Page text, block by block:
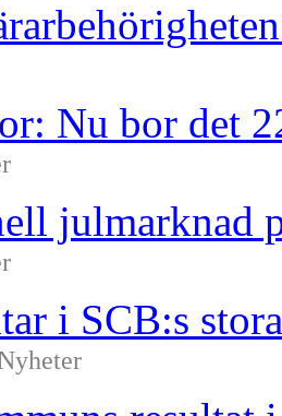
Nu bor det
julmarknad
i SCB:s